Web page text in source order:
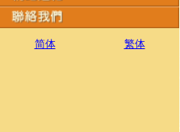
简体 繁体